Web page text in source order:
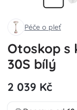
Péče o pleť
Otoskop s
30S bílý
2 039 Kč